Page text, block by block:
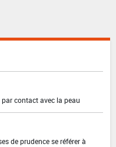
contact avec la peau
de prudence se référer à